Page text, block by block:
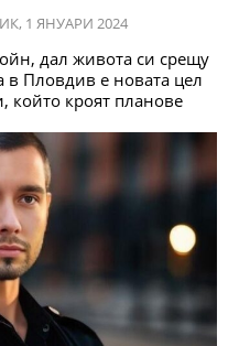
1 ЯНУАРИ 2024
дал живота си срещу
Пловдив е новата цел
който кроят планове